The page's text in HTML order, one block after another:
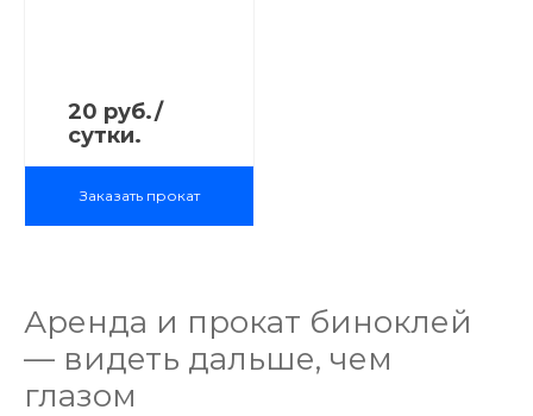
20 руб./
сутки.
Заказать прокат
Аренда и прокат биноклей
— видеть дальше, чем
глазом